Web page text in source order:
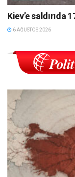
Kiev’e saldırıda
6 AĞUSTOS 2026